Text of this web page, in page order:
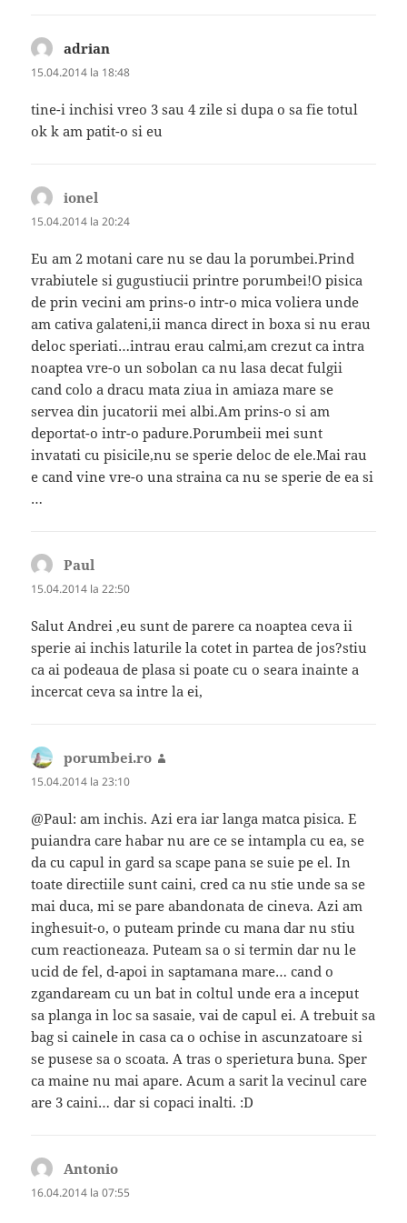
adrian
15.04.2014 la 18:48
tine-i inchisi vreo 3 sau 4 zile si dupa o sa fie totul
ok k am patit-o si eu
ionel
15.04.2014 la 20:24
Eu am 2 motani care nu se dau la porumbei.Prind
vrabiutele si gugustiucii printre porumbei!O pisica
de prin vecini am prins-o intr-o mica voliera unde
am cativa galateni,ii manca direct in boxa si nu erau
deloc speriati…intrau erau calmi,am crezut ca intra
noaptea vre-o un sobolan ca nu lasa decat fulgii
cand colo a dracu mata ziua in amiaza mare se
servea din jucatorii mei albi.Am prins-o si am
deportat-o intr-o padure.Porumbeii mei sunt
invatati cu pisicile,nu se sperie deloc de ele.Mai rau
e cand vine vre-o una straina ca nu se sperie de ea si
…
Paul
15.04.2014 la 22:50
Salut Andrei ,eu sunt de parere ca noaptea ceva ii
sperie ai inchis laturile la cotet in partea de jos?stiu
ca ai podeaua de plasa si poate cu o seara inainte a
incercat ceva sa intre la ei,
porumbei.ro
15.04.2014 la 23:10
@Paul: am inchis. Azi era iar langa matca pisica. E
puiandra care habar nu are ce se intampla cu ea, se
da cu capul in gard sa scape pana se suie pe el. In
toate directiile sunt caini, cred ca nu stie unde sa se
mai duca, mi se pare abandonata de cineva. Azi am
inghesuit-o, o puteam prinde cu mana dar nu stiu
cum reactioneaza. Puteam sa o si termin dar nu le
ucid de fel, d-apoi in saptamana mare… cand o
zgandaream cu un bat in coltul unde era a inceput
sa planga in loc sa sasaie, vai de capul ei. A trebuit sa
bag si cainele in casa ca o ochise in ascunzatoare si
se pusese sa o scoata. A tras o sperietura buna. Sper
ca maine nu mai apare. Acum a sarit la vecinul care
are 3 caini… dar si copaci inalti. :D
Antonio
16.04.2014 la 07:55